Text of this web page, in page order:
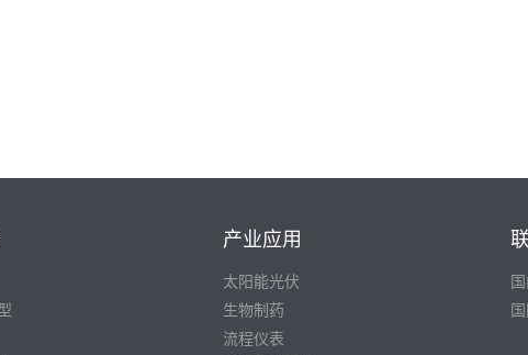
产业应用
太阳能光伏
生物制药
流程仪表